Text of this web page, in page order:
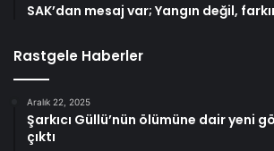
SAK’dan mesaj var; Yangın değil,
Rastgele Haberler
Aralık 22, 2025
Şarkıcı Güllü’nün ölümüne dair yeni
çıktı